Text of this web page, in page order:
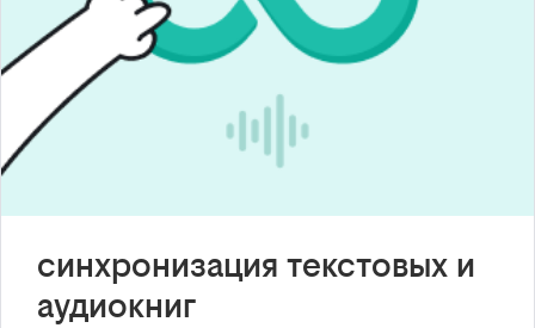
синхронизация текстовых и
аудиокниг